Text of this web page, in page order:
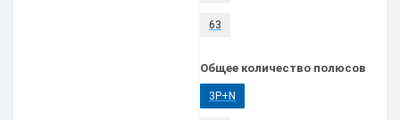
63
Общее количество полюсов
3P+N